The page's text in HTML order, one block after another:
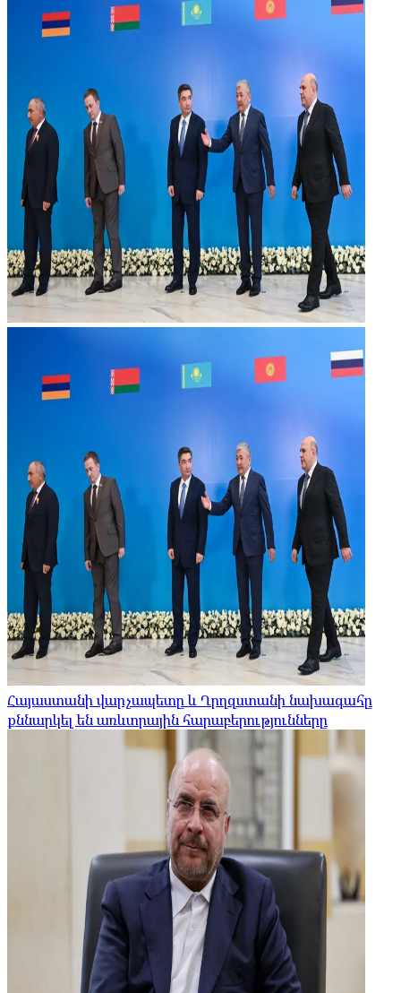
Հայաստանի վարչապետը և Ղրղզստանի նախագահը
քննարկել են առևտրային հարաբերությունները